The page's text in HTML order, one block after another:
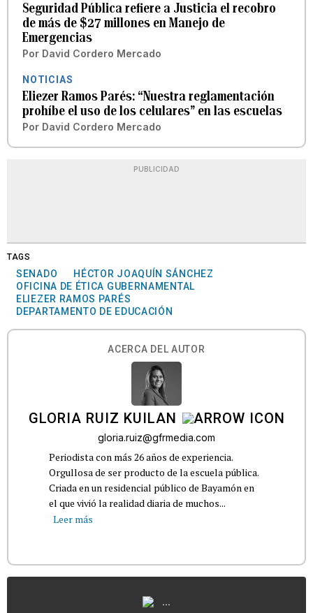
Seguridad Pública refiere a Justicia el recobro
de más de $27 millones en Manejo de
Emergencias
Por David Cordero Mercado
NOTICIAS
Eliezer Ramos Parés: “Nuestra reglamentación
prohíbe el uso de los celulares” en las escuelas
Por David Cordero Mercado
PUBLICIDAD
TAGS
SENADO
HÉCTOR JOAQUÍN SÁNCHEZ
OFICINA DE ÉTICA GUBERNAMENTAL
ELIEZER RAMOS PARÉS
DEPARTAMENTO DE EDUCACIÓN
ACERCA DEL AUTOR
GLORIA RUIZ KUILAN
gloria.ruiz@gfrmedia.com
Periodista con más 26 años de experiencia.
Orgullosa de ser producto de la escuela pública.
Criada en un residencial público de Bayamón en
el que vivió la realidad diaria de muchos...
Leer más
...